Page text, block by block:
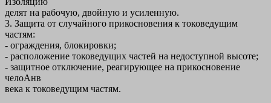
делят на рабочую, двойную и усиленную.
3. Защита от случайного прикосновения к токоведущим
частям:
- ограждения, блокировки;
- расположение токоведущих частей на недоступной высоте;
- защитное отключение, реагирующее на прикосновение
челоАнв
века к токоведущим частям.